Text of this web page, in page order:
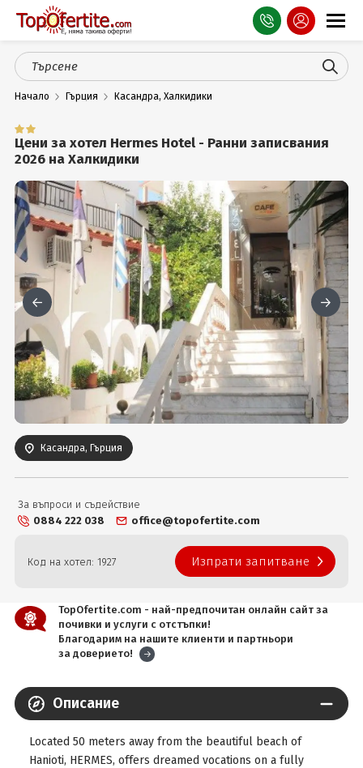
Оферти
СПА
Планина
Чужбина
Празници
Турция
Гърция
Услуги
Вход
Начало Гърция Касандра, Халкидики
Цени за хотел Hermes Hotel - Ранни записвания
2026 на Халкидики
Касандра, Гърция
За въпроси и съдействие
0884 222 038
office@topofertite.com
Код на хотел: 1927 Изпрати запитване
TopOfertite.com - най-предпочитан онлайн сайт за
почивки и услуги с отстъпки!
Благодарим на нашите клиенти и партньори
за доверието!
Описание
Located 50 meters away from the beautiful beach of
Hanioti, HERMES, offers dreamed vocations on a fully